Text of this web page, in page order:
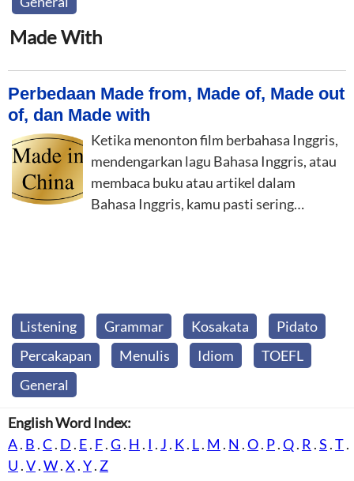
Made With
Perbedaan Made from, Made of, Made out
of, dan Made with
Ketika menonton film berbahasa Inggris,
mendengarkan lagu Bahasa Inggris, atau
membaca buku atau artikel dalam
Bahasa Inggris, kamu pasti sering…
Listening Grammar Kosakata
Pidato
Percakapan
Menulis Idiom
TOEFL
General
English Word Index:
A. B .C. D . E. F.G. H . I . J . K. L. M . N .O. P.Q. R .S .T.
U .V.W.X .Y. Z